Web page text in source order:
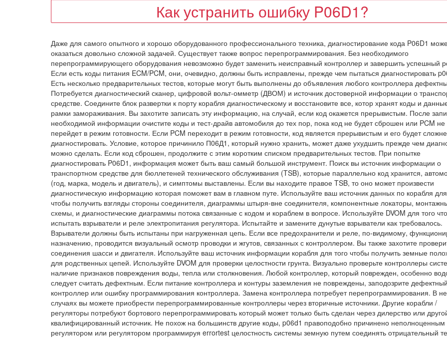
Как устранить ошибку P06D1?
Даже для самого опытного и хорошо оборудованного профессионального техника, диагностирование кода P06D1
оказаться довольно сложной задачей. Существует также вопрос перепрограммирования. Без необходимого
перепрограммирующего оборудования невозможно будет заменить неисправный контроллер и завершить успешный
Если есть коды питания ECM/PCM, они, очевидно, должны быть исправлены, прежде чем пытаться диагностировать
Есть несколько предварительных тестов, которые могут быть выполнены до объявления любого контроллера
Потребуется диагностический сканер, цифровой вольт-омметр (ДВОМ) и источник достоверной информации о
средстве. Соедините блок развертки к порту корабля диагностическому и восстановите все, котор хранят коды и
рамки замораживания. Вы захотите записать эту информацию, на случай, если код окажется прерывистым. После
необходимой информации очистите коды и тест-драйв автомобиля до тех пор, пока код не будет сброшен или PCM не
перейдет в режим готовности. Если PCM переходит в режим готовности, код является прерывистым и его будет
диагностировать. Условие, которое причинило П06Д1, который нужно хранить, может даже ухудшить прежде чем
можно сделать. Если код сброшен, продолжите с этим коротким списком предварительных тестов. При попытке
диагностировать P06D1, информация может быть ваш самый большой инструмент. Поиск вы источник информации о
транспортном средстве для бюллетеней технического обслуживания (TSB), которые параллельно код хранится,
(год, марка, модель и двигатель), и симптомы выставлены. Если вы находите правое TSB, то оно может произвести
диагностическую информацию которая поможет вам в главном путе. Используйте ваш источник данных по корабля для
чтобы получить взгляды стороны соединителя, диаграммы штыря-вне соединителя, компонентные локаторы,
схемы, и диагностические диаграммы потока связанные с кодом и кораблем в вопросе. Используйте DVOM для того
испытать взрыватели и реле электропитания регулятора. Испытайте и замените дунутые взрыватели как требовалось.
Взрыватели должны быть испытаны при нагруженная цепь. Если все предохранители и реле, по-видимому,
назначению, проводится визуальный осмотр проводки и жгутов, связанных с контроллером. Вы также захотите
соединения шасси и двигателя. Используйте ваш источник информации корабля для того чтобы получить земные
для родственных цепей. Используйте DVOM для проверки целостности грунта. Визуально проверьте контроллеры
наличие признаков повреждения воды, тепла или столкновения. Любой контроллер, который поврежден, особенно
следует считать дефектным. Если питание контроллера и контуры заземления не повреждены, заподозрите дефектный
контроллер или ошибку программирования контроллера. Замена контроллера потребует перепрограммирования. В
случаях вы можете приобрести перепрограммированные контроллеры через вторичные источники. Другие корабли /
регуляторы потребуют бортового перепрограммировать который может только быть сделан через дилерство или
квалифицированный источник. Не похож на большинств другие коды, p06d1 правоподобно причинено неполноценным
регулятором или регулятором программируя errortest целостность системы земную путем соединять отрицательный